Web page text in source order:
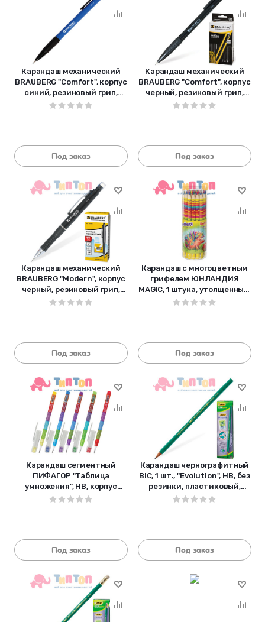
Карандаш механический
BRAUBERG "Comfort", корпус
синий, резиновый грип,
ластик, 0,5 мм">, 180283
Под заказ
Карандаш механический
BRAUBERG "Comfort", корпус
черный, резиновый грип,
ластик, 0,5 мм">, 180284
Под заказ
Карандаш механический
BRAUBERG "Modern", корпус
черный, резиновый грип,
ластик, 0,5 мм">, 180286
Под заказ
Карандаш с многоцветным
грифелем ЮНЛАНДИЯ
MAGIC, 1 штука, утолщенный,
заточенный, 181373
Под заказ
Карандаш сегментный
ПИФАГОР "Таблица
умножения", HB, корпус
ассорти, с ластиком,
Под заказ
Карандаш чернографитный
BIC, 1 шт., "Evolution", HB, без
резинки, пластиковый,
корпус зеленый, заточ
Под заказ